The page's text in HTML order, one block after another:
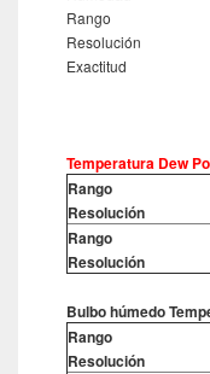
Rango
Resolución
Exactitud
Temperatura Dew
Rango
Resolución
Rango
Resolución
Bulbo húmedo
Rango
Resolución